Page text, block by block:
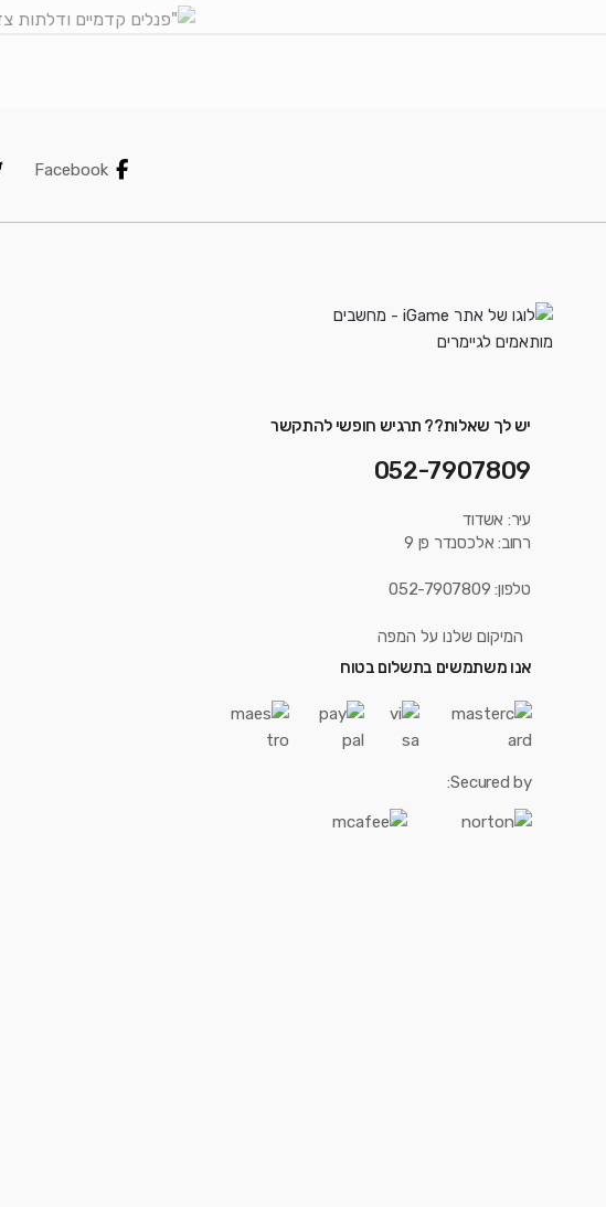
Facebook
יש לך שאלות?? תרגיש חופשי להתקשר
052-7907809
עיר: אשדוד
רחוב: אלכסנדר פן 9
טלפון: 052-7907809
המיקום שלנו על המפה
אנו משתמשים בתשלום בטוח
Secured by: